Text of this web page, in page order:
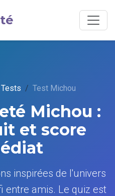
Test Michou
Michou :
et score
inspirées de l'univers
entre amis. Le quiz est